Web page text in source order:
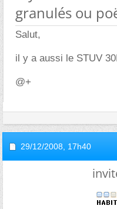
granulés ou
Salut,
il y a aussi le STUV
@+
29/12/2008, 17h40